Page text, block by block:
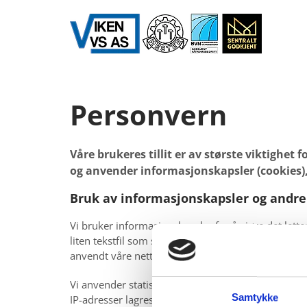
Samtykke
Personvern
Våre brukeres tillit er av største viktighet
og anvender informasjonskapsler
Bruk av informasjonskapsler og
Vi bruker informasjonskapsler for å gjøre det
liten tekstfil som sendes fra vår webserver og
anvendt våre nettsider, og om hvilken nettleser de
Vi anvender statistikk om brukere og trafikk/
IP-adresser lagres ikke i vår database der vi